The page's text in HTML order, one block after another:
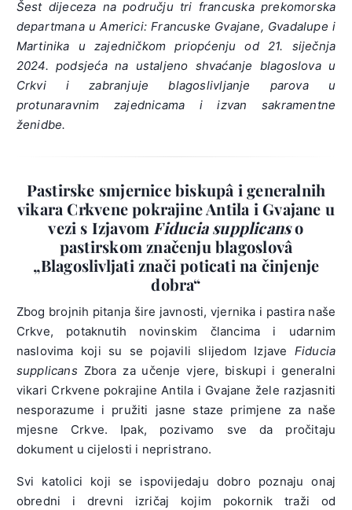
Šest dijeceza na području tri francuska prekomorska
departmana u Americi: Francuske Gvajane, Gvadalupe i
Martinika u zajedničkom priopćenju od 21. siječnja
2024. podsjeća na ustaljeno shvaćanje blagoslova u
Crkvi i zabranjuje blagoslivljanje parova u
protunaravnim zajednicama i izvan sakramentne
ženidbe.
Pastirske smjernice biskupâ i generalnih
vikara Crkvene pokrajine Antila i Gvajane u
vezi s Izjavom Fiduciasupplicanso
pastirskom značenju blagoslovâ
„Blagoslivljati znači poticati na činjenje
dobra“
Zbog brojnih pitanja šire javnosti, vjernika i pastira naše
Crkve, potaknutih novinskim člancima i udarnim
naslovima koji su se pojavili slijedom Izjave Fiducia
supplicansZbora za učenje vjere, biskupi i generalni
vikari Crkvene pokrajine Antila i Gvajane žele razjasniti
nesporazume i pružiti jasne staze primjene za naše
mjesne Crkve. Ipak, pozivamo sve da pročitaju
dokument u cijelosti i nepristrano.
Svi katolici koji se ispovijedaju dobro poznaju onaj
obredni i drevni izričaj kojim pokornik traži od